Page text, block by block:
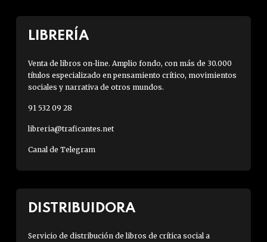
LIBRERÍA
Venta de libros on-line. Amplio fondo, con más de 30.000
títulos especializado en pensamiento crítico, movimientos
sociales y narrativa de otros mundos.
91 532 09 28
libreria@traficantes.net
Canal de Telegram
DISTRIBUIDORA
Servicio de distribución de libros de crítica social a